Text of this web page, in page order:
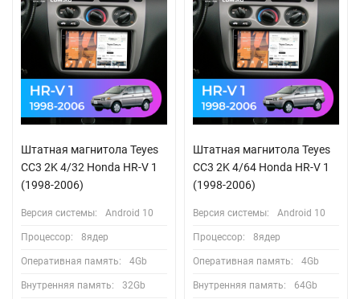
Штатная магнитола Teyes
CC3 2K 4/32 Honda HR-V 1
(1998-2006)
Версия системы: Android 10
Процессор: 8ядер
Оперативная память: 4Gb
Внутренняя память: 32Gb
Штатная магнитола Teyes
CC3 2K 4/64 Honda HR-V 1
(1998-2006)
Версия системы: Android 10
Процессор: 8ядер
Оперативная память: 4Gb
Внутренняя память: 64Gb